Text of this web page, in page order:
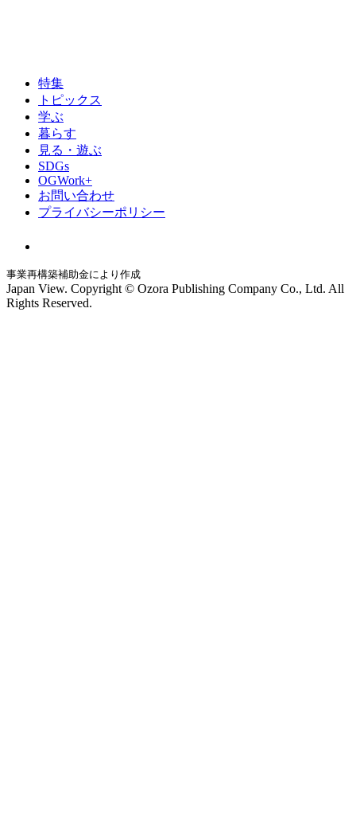
特集
トピックス
学ぶ
暮らす
見る・遊ぶ
SDGs
OGWork+
お問い合わせ
プライバシーポリシー
事業再構築補助金により作成
Japan View. Copyright © Ozora Publishing Company Co., Ltd. All
Rights Reserved.